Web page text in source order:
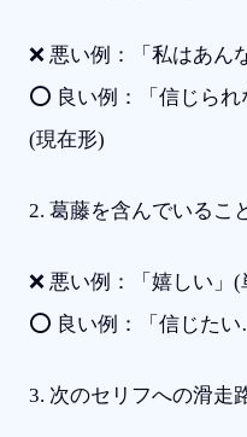
❌ 悪い例：「私はあん
⭕ 良い例：「信じられ
(現在形)
2. 葛藤を含んでいるこ
❌ 悪い例：「嬉しい」
⭕ 良い例：「信じた
3. 次のセリフへの滑走